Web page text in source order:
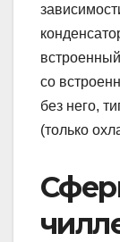
со
без него,
(только